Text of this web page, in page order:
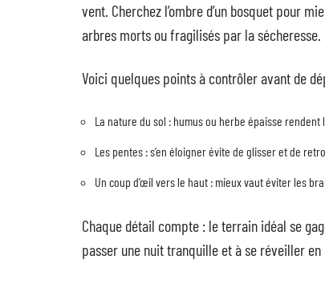
vent. Cherchez l’ombre d’un bosquet pour
arbres morts ou fragilisés par la sécheresse.
Voici quelques points à contrôler avant de
La nature du sol : humus ou herbe épaisse
Les pentes : s’en éloigner évite de glisser et de
Un coup d’œil vers le haut : mieux vaut éviter les
Chaque détail compte : le terrain idéal se
passer une nuit tranquille et à se réveiller